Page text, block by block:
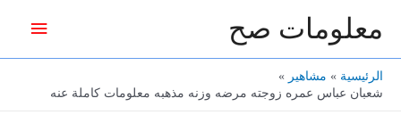
معلومات صح
الرئيسية
مشاهير
شعبان عباس عمره زوجته مرضه وزنه مذهبه معلومات كاملة عنه